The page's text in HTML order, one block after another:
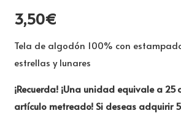
3,50€
Tela de algodón 100% con
estrellas y lunares
¡Recuerda! ¡Una unidad equivale a 25
artículo metreado! Si deseas adquirir